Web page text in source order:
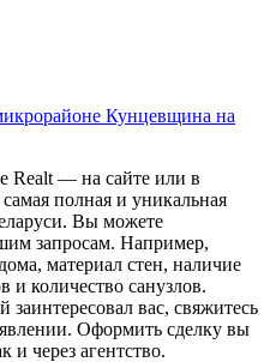
Кунцевщина на
Realt — на сайте или в
полная и уникальная
Вы можете
запросам. Например,
материал стен, наличие
и количество санузлов.
заинтересовал вас, свяжитесь
Оформить сделку вы
и через агентство.